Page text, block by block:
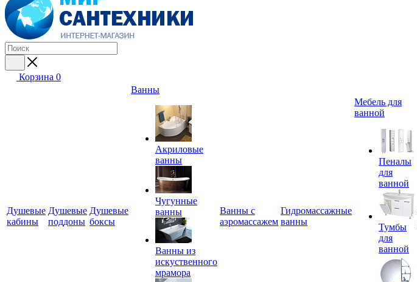
Корзина 0
Душевые
кабины
Душевые
поддоны
Душевые
боксы
Ванны
Акриловые
ванны
Чугунные
ванны
Ванны из
искуственного
мрамора
Ванны с
аэромассажем
Гидромассажные
ванны
Мебель для
ванной
Пеналы
для
ванной
Тумбы
для
ванной